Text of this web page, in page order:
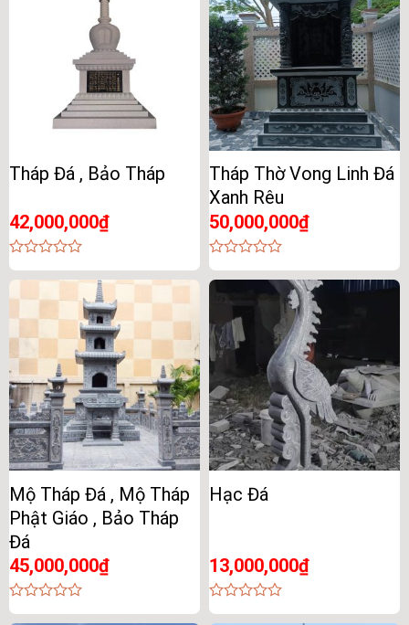
Tháp Đá , Bảo Tháp
42,000,000₫
0
out
of
Tháp Thờ Vong Linh Đá
Xanh Rêu
50,000,000₫
0
out
Mộ Tháp Đá , Mộ Tháp
Phật Giáo , Bảo Tháp
Đá
45,000,000₫
0
Hạc Đá
13,000,000₫
0